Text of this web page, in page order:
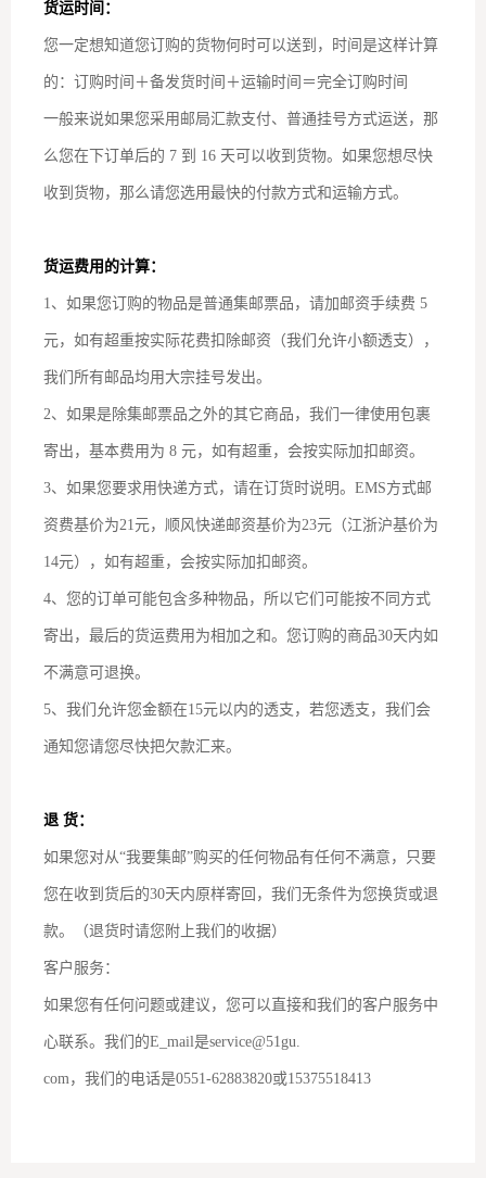
货运时间：
您一定想知道您订购的货物何时可以送到，时间是这样计算
的：订购时间＋备发货时间＋运输时间＝完全订购时间
一般来说如果您采用邮局汇款支付、普通挂号方式运送，那
么您在下订单后的 7 到 16 天可以收到货物。如果您想尽快
收到货物，那么请您选用最快的付款方式和运输方式。
货运费用的计算：
1、如果您订购的物品是普通集邮票品，请加邮资手续费 5
元，如有超重按实际花费扣除邮资（我们允许小额透支），
我们所有邮品均用大宗挂号发出。
2、如果是除集邮票品之外的其它商品，我们一律使用包裹
寄出，基本费用为 8 元，如有超重，会按实际加扣邮资。
3、如果您要求用快递方式，请在订货时说明。EMS方式邮
资费基价为21元，顺风快递邮资基价为23元（江浙沪基价为
14元），如有超重，会按实际加扣邮资。
4、您的订单可能包含多种物品，所以它们可能按不同方式
寄出，最后的货运费用为相加之和。您订购的商品30天内如
不满意可退换。
5、我们允许您金额在15元以内的透支，若您透支，我们会
通知您请您尽快把欠款汇来。
退 货：
如果您对从“我要集邮”购买的任何物品有任何不满意，只要
您在收到货后的30天内原样寄回，我们无条件为您换货或退
款。（退货时请您附上我们的收据）
客户服务：
如果您有任何问题或建议，您可以直接和我们的客户服务中
心联系。我们的E_mail是service@51gu.
com，我们的电话是0551-62883820或15375518413